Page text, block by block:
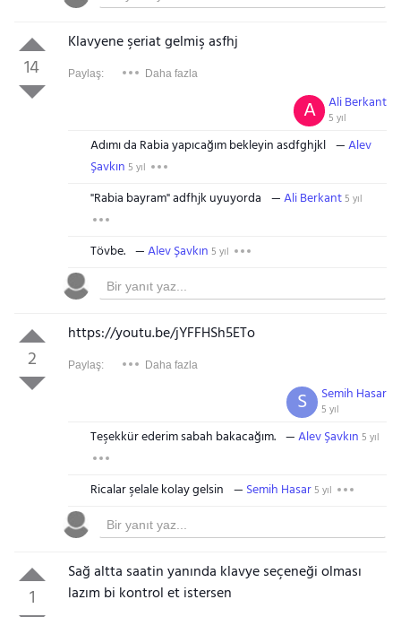
14
Klavyene şeriat gelmiş asfhj
Paylaş: Daha fazla
Ali Berkant
5 yıl
A
Adımı da Rabia yapıcağım bekleyin asdfghjkl
Alev
Şavkın 5 yıl
"Rabia bayram" adfhjk uyuyorda Ali Berkant5 yıl
Tövbe. Alev Şavkın 5 yıl
2
https://youtu.be/jYFFHSh5ETo
Paylaş: Daha fazla
Semih Hasar
5 yıl
S
Teşekkür ederim sabah bakacağım. Alev Şavkın 5 yıl
Ricalar şelale kolay gelsin Semih Hasar5 yıl
1
Sağ altta saatin yanında klavye seçeneği olması
lazım bi kontrol et istersen